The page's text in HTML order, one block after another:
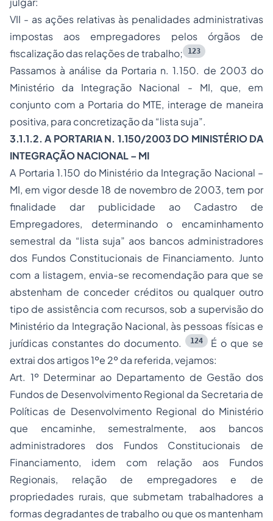
VII - as ações relativas às penalidades administrativas
impostas aos empregadores pelos órgãos de
fiscalização das relações de trabalho;
123
Passamos à análise da Portaria n. 1.150. de 2003 do
Ministério da Integração Nacional - MI, que, em
conjunto com a Portaria do MTE, interage de maneira
positiva, para concretização da “lista suja”.
3.1.1.2. A PORTARIA N. 1.150/2003 DO MINISTÉRIO DA
INTEGRAÇÃO NACIONAL – MI
A Portaria 1.150 do Ministério da Integração Nacional –
MI, em vigor desde 18 de novembro de 2003, tem por
finalidade dar publicidade ao Cadastro de
Empregadores, determinando o encaminhamento
semestral da “lista suja” aos bancos administradores
dos Fundos Constitucionais de Financiamento. Junto
com a listagem, envia-se recomendação para que se
abstenham de conceder créditos ou qualquer outro
tipo de assistência com recursos, sob a supervisão do
Ministério da Integração Nacional, às pessoas físicas e
jurídicas constantes do documento.
124 É o que se
extrai dos artigos 1ºe 2º da referida, vejamos:
Art. 1º Determinar ao Departamento de Gestão dos
Fundos de Desenvolvimento Regional da Secretaria de
Políticas de Desenvolvimento Regional do Ministério
que encaminhe, semestralmente, aos bancos
administradores dos Fundos Constitucionais de
Financiamento, idem com relação aos Fundos
Regionais, relação de empregadores e de
propriedades rurais, que submetam trabalhadores a
formas degradantes de trabalho ou que os mantenham